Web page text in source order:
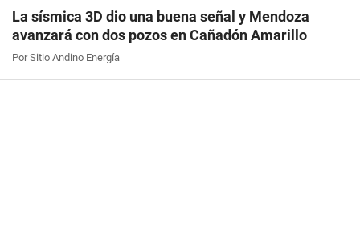
La sísmica 3D dio una buena señal y Mendoza
avanzará con dos pozos en Cañadón Amarillo
Por Sitio Andino Energía